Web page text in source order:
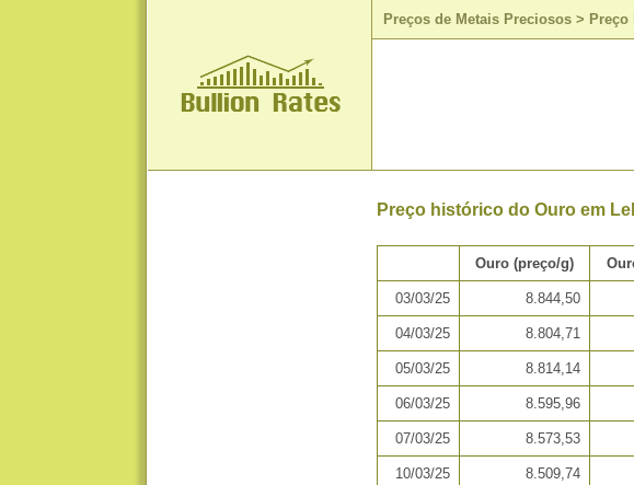
Preços de Metais Preciosos > Preço
Preço histórico do Ouro em
Ouro (preço/g)
03/03/25 8.844,50
04/03/25 8.804,71
05/03/25 8.814,14
06/03/25 8.595,96
07/03/25 8.573,53
10/03/25 8.509,74